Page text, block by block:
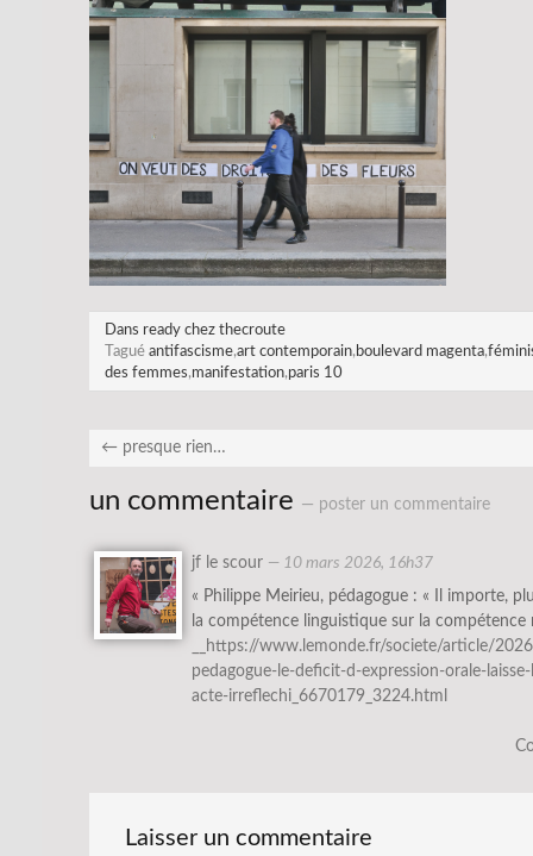
Dans ready chez thecroute
Tagué antifascisme,art contemporain, boulevard magenta,
des femmes,manifestation,paris 10
← presque rien…
un commentaire — poster un commentaire
jf le scour — 10 mars 2026, 16h37
« Philippe Meirieu, pédagogue : « Il importe,
la compétence linguistique sur la compétence
__https://www.lemonde.fr/societe/article/
pedagogue-le-deficit-d-expression-orale-
acte-irreflechi_6670179_3224.html
Laisser un commentaire